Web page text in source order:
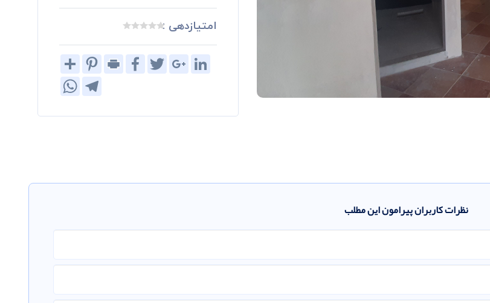
امتیازدهی :
Share
PinterestPrint
FacebookTwitterGoogle+LinkedIn
WhatsAppTelegram
نظرات کاربران پیرامون این مطلب